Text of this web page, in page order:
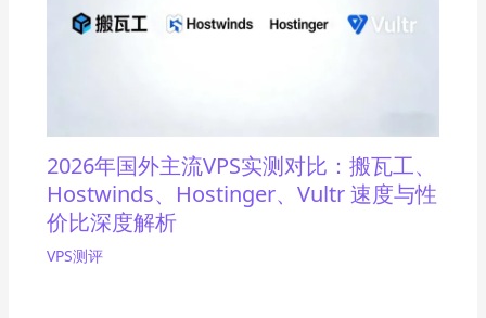
2026年国外主流VPS实测对比：搬瓦工、
Hostwinds、Hostinger、Vultr 速度与性
价比深度解析
VPS测评